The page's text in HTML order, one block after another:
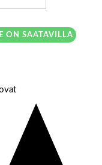
ON SAATAVILLA